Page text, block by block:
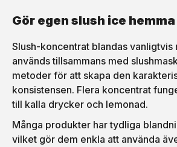
Gör egen slush ice hemma
Slush-koncentrat blandas vanligtvis
används tillsammans med
metoder för att skapa den
konsistensen. Flera koncentrat
till kalla drycker och lemonad.
Många produkter har tydliga
vilket gör dem enkla att använda